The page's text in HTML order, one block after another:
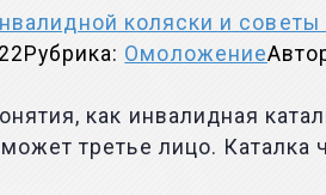
коляски и советы
Рубрика: Омоложение
как инвалидная
третье лицо. Каталка